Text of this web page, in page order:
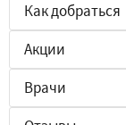
Как добраться
Акции
Врачи